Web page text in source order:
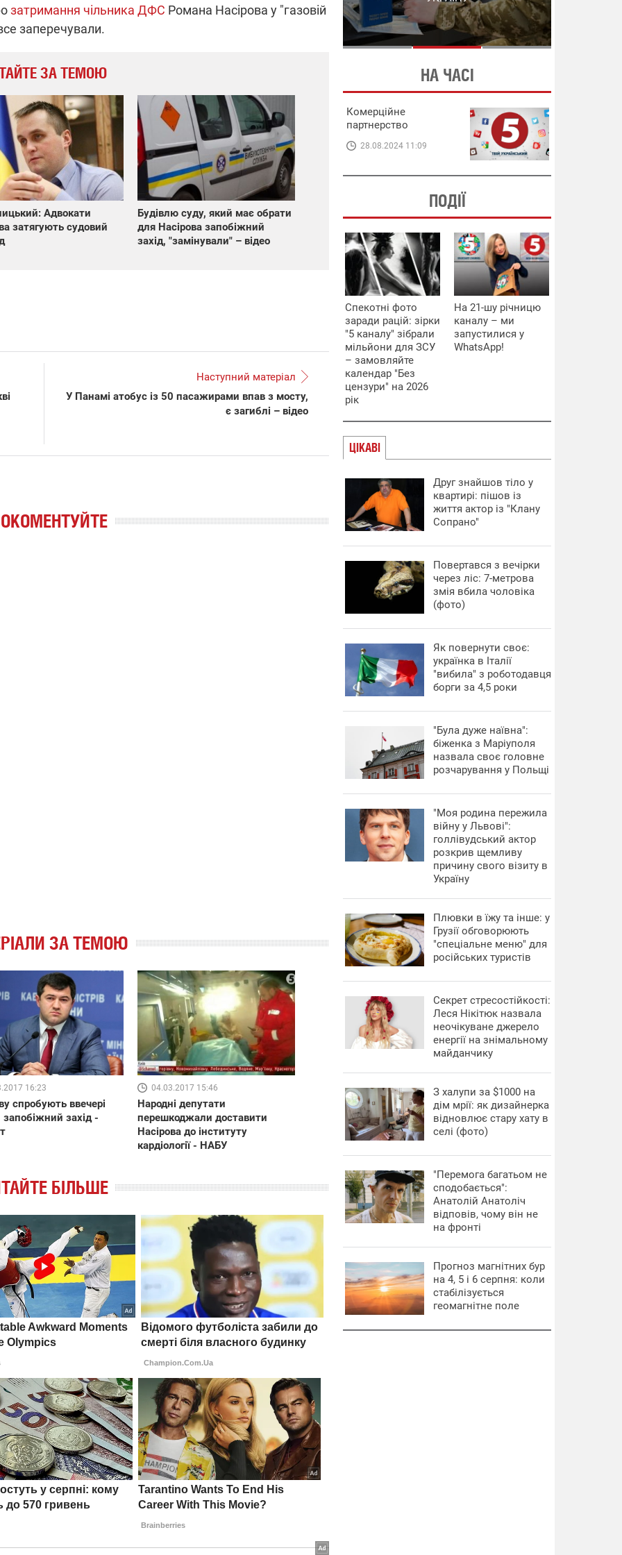
затримання чільника ДФС Романа Насірова у "газовій
заперечували.
ЗА ТЕМОЮ
Адвокати
затягують судовий
Будівлю суду, який має обрати
для Насірова запобіжний
захід, "замінували" – відео
Наступний матеріал
У Панамі атобус із 50 пасажирами впав з мосту,
є загиблі – відео
ЗА ТЕМОЮ
16:23
спробують ввечері
запобіжний захід -
04.03.2017 15:46
Народні депутати
перешкоджали доставити
Насірова до інституту
кардіології - НАБУ
БІЛЬШЕ
СХЕМИ В ЕНЕРГЕТИЦІ
ЕНЕРГЕТИЦІ
НА ЧАСІ
Комерційне
партнерство
28.08.2024 11:09
ПОДІЇ
Спекотні фото
заради рацій: зірки
"5 каналу" зібрали
мільйони для ЗСУ
– замовляйте
календар "Без
цензури" на 2026
рік
На 21-шу річницю
каналу – ми
запустилися у
WhatsApp!
ЦІКАВІ
Друг знайшов тіло у
квартирі: пішов із
життя актор із "Клану
Сопрано"
Повертався з вечірки
через ліс: 7-метрова
змія вбила чоловіка
(фото)
​Як повернути своє:
українка в Італії
"вибила" з роботодавця
борги за 4,5 роки
"Була дуже наївна":
біженка з Маріуполя
назвала своє головне
розчарування у Польщі
"Моя родина пережила
війну у Львові":
голлівудський актор
розкрив щемливу
причину свого візиту в
Україну
Плювки в їжу та інше: у
Грузії обговорюють
"спеціальне меню" для
російських туристів
Секрет стресостійкості:
Леся Нікітюк назвала
неочікуване джерело
енергії на знімальному
майданчику
З халупи за $1000 на
дім мрії: як дизайнерка
відновлює стару хату в
селі (фото)
"Перемога багатьом не
сподобається":
Анатолій Анатоліч
відповів, чому він не
на фронті
Прогноз магнітних бур
на 4, 5 і 6 серпня: коли
стабілізується
геомагнітне поле